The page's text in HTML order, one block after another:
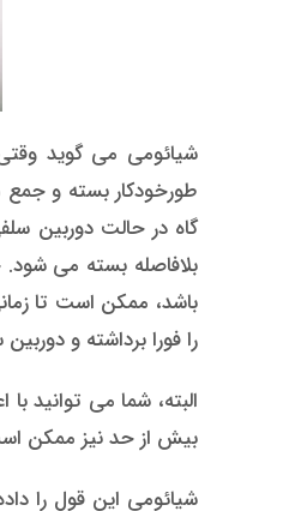
شیائومی می گوید
طورخودکار بسته و جمع
گاه در حالت دوربین
بلافاصله بسته می
باشد، ممکن است تا
را فورا برداشته و
البته، شما می توانید
بیش از حد نیز ممکن